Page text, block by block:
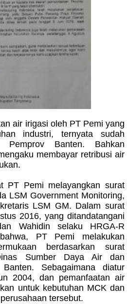
air irigasi oleh PT Pemi yang
industri, ternyata sudah
Banten. Bahkan
membayar retribusi air
PT Pemi melayangkan surat
LSM Government Monitoring,
LSM GM. Dalam surat
2016, yang ditandatangani
Wahidin selaku HRGA-R
PT Pemi melakukan
berdasarkan surat
Sumber Daya Air dan
Sebagaimana diatur
2004, dan pemanfaatan air
untuk kebutuhan MCK dan
tersebut.